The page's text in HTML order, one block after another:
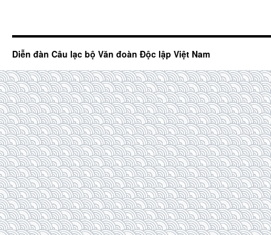
Diễn đàn Câu lạc bộ Văn đoàn Độc lập Việt Nam